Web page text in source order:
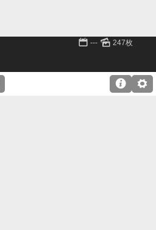
📅 --- 🌄 247枚
⚙
